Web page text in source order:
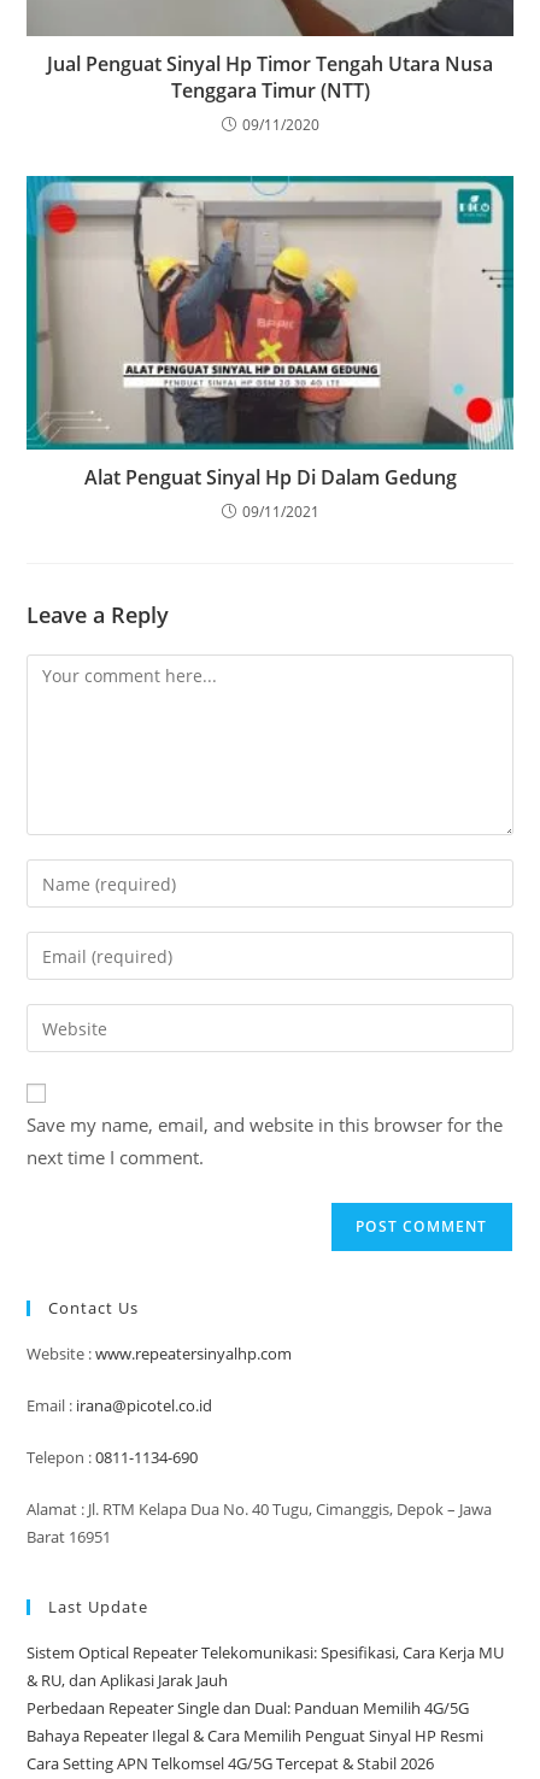
Jual Penguat Sinyal Hp Timor Tengah Utara Nusa
Tenggara Timur (NTT)
09/11/2020
Alat Penguat Sinyal Hp Di Dalam Gedung
09/11/2021
Leave a Reply
Comment
Enter
your
name
comment
Enter
your
email
address
comment
Enter
your
website
URL
(optional)
Save my name, email, and website in this browser for the
next time I comment.
Contact Us
Website :www.repeatersinyalhp.com
Email : irana@picotel.co.id
Telepon :0811-1134-690
Alamat : Jl. RTM Kelapa Dua No. 40 Tugu, Cimanggis, Depok – Jawa
Barat 16951
Last Update
Sistem Optical Repeater Telekomunikasi: Spesifikasi, Cara Kerja MU
& RU, dan Aplikasi Jarak Jauh
Perbedaan Repeater Single dan Dual: Panduan Memilih 4G/5G
Bahaya Repeater Ilegal & Cara Memilih Penguat Sinyal HP Resmi
Cara Setting APN Telkomsel 4G/5G Tercepat & Stabil 2026